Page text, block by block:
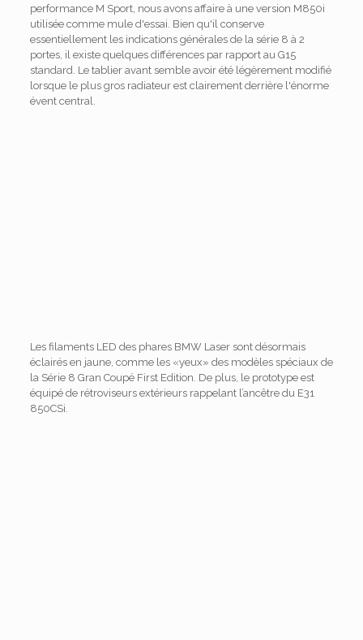
performance M Sport, nous avons affaire à une version M850i ​​
utilisée comme mule d'essai. Bien qu'il conserve
essentiellement les indications générales de la série 8 à 2
portes, il existe quelques différences par rapport au G15
standard. Le tablier avant semble avoir été légèrement modifié
lorsque le plus gros radiateur est clairement derrière l'énorme
évent central.
Les filaments LED des phares BMW Laser sont désormais
éclairés en jaune, comme les «yeux» des modèles spéciaux de
la Série 8 Gran Coupé First Edition. De plus, le prototype est
équipé de rétroviseurs extérieurs rappelant l’ancêtre du E31
850CSi.